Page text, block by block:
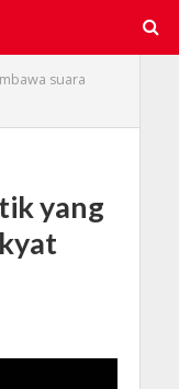
suara
yang